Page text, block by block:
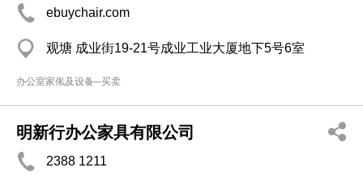
ebuychair.com
观塘 成业街19-21号成业工业大厦地下5号6室
办公室家俬及设备─买卖
明新行办公家具有限公司
2388 1211